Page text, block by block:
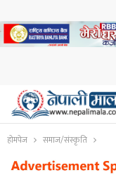
होमपेज समाज/संस्कृति